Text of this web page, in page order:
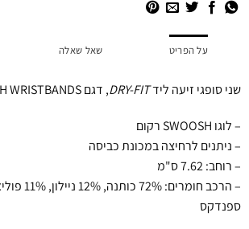
על הפריט שאל שאלה
שני סופגי זיעה לידDRY-FIT, דגם NIKE SWOOSH WRISTBANDS.
– לוגו SWOOSH רקום
– ניתנים לרחיצה במכונת כביסה
– רוחב: 7.62 ס"מ
ספנדקס